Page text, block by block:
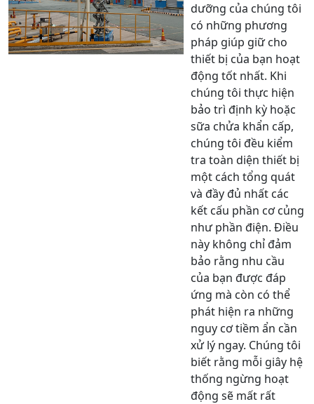
dưỡng của chúng tôi
có những phương
pháp giúp giữ cho
thiết bị của bạn hoạt
động tốt nhất. Khi
chúng tôi thực hiện
bảo trì định kỳ hoặc
sữa chửa khẩn cấp,
chúng tôi đều kiểm
tra toàn diện thiết bị
một cách tổng quát
và đầy đủ nhất các
kết cấu phần cơ củng
như phần điện. Điều
này không chỉ đảm
bảo rằng nhu cầu
của bạn được đáp
ứng mà còn có thể
phát hiện ra những
nguy cơ tiềm ẩn cần
xử lý ngay. Chúng tôi
biết rằng mỗi giây hệ
thống ngừng hoạt
động sẽ mất rất